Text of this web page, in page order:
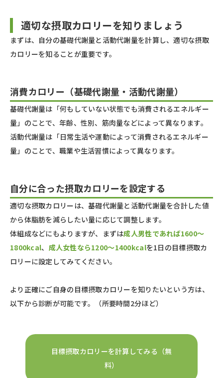
適切な摂取カロリーを知りましょう
まずは、自分の基礎代謝量と活動代謝量を計算し、適切な摂取
カロリーを知ることが重要です。
消費カロリー（基礎代謝量・活動代謝量）
基礎代謝量は「何もしていない状態でも消費されるエネルギー
量」のことで、年齢、性別、筋肉量などによって異なります。
活動代謝量は「日常生活や運動によって消費されるエネルギー
量」のことで、職業や生活習慣によって異なります。
自分に合った摂取カロリーを設定する
適切な摂取カロリーは、基礎代謝量と活動代謝量を合計した値
から体脂肪を減らしたい量に応じて調整します。
体組成などにもよりますが、まずは成人男性であれば1600〜
1800kcal、 成人女性なら1200〜1400kcalを1日の目標摂取カ
ロリーに設定してみてください。
より正確にご自身の目標摂取カロリーを知りたいという方は、
以下から診断が可能です。（所要時間2分ほど）
目標摂取カロリーを計算してみる（無
料）